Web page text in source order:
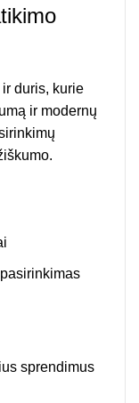
duris, kurie
ir modernų
sprendimus